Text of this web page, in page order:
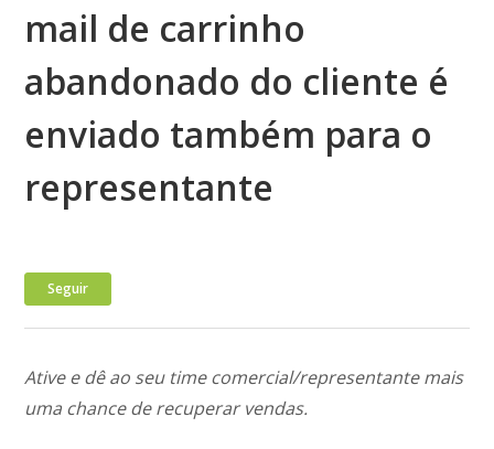
mail de carrinho
abandonado do cliente é
enviado também para o
representante
Seguir
Ative e dê ao seu time comercial/representante mais
uma chance de recuperar vendas.